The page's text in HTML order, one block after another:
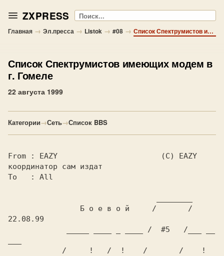
ZXPRESS Поиск
Главная → Эл.пресса → Listok → #08 → Список Спектрумистов имеющих модем в г. Гомеле
Список Спектрумистов имеющих модем в
г. Гомеле
22 августа 1999
Категории→Сеть→Список BBS
From : EAZY                       (С) EAZY
координатор сам издат
To   : All
22.08.99